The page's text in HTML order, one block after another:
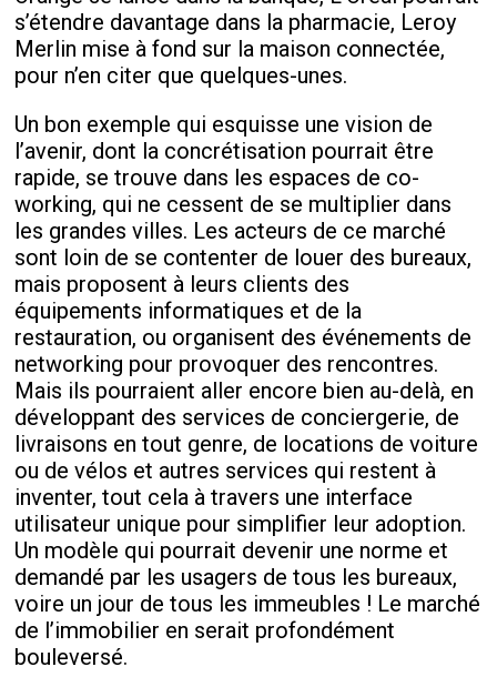
s’étendre davantage dans la pharmacie, Leroy
Merlin mise à fond sur la maison connectée,
pour n’en citer que quelques-unes.
Un bon exemple qui esquisse une vision de
l’avenir, dont la concrétisation pourrait être
rapide, se trouve dans les espaces de co-
working, qui ne cessent de se multiplier dans
les grandes villes. Les acteurs de ce marché
sont loin de se contenter de louer des bureaux,
mais proposent à leurs clients des
équipements informatiques et de la
restauration, ou organisent des événements de
networking pour provoquer des rencontres.
Mais ils pourraient aller encore bien au-delà, en
développant des services de conciergerie, de
livraisons en tout genre, de locations de voiture
ou de vélos et autres services qui restent à
inventer, tout cela à travers une interface
utilisateur unique pour simplifier leur adoption.
Un modèle qui pourrait devenir une norme et
demandé par les usagers de tous les bureaux,
voire un jour de tous les immeubles ! Le marché
de l’immobilier en serait profondément
bouleversé.